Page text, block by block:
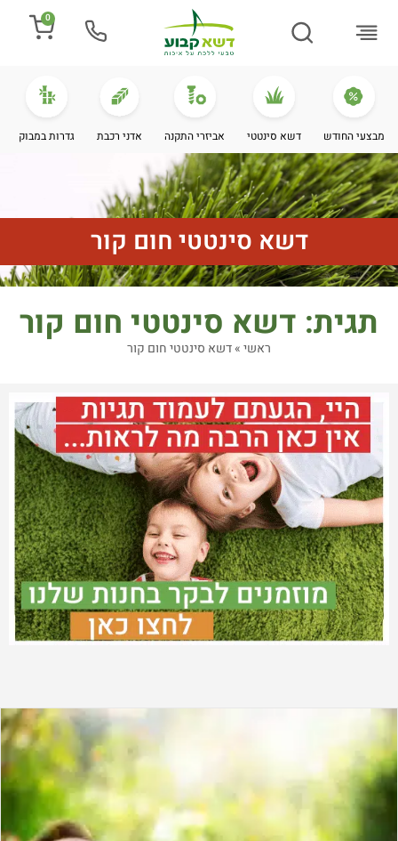
0
מבצעי החודש דשא סינטטי אביזרי התקנה אדני רכבת גדרות במבוק
דשא סינטטי חום קור
תגית: דשא סינטטי חום קור
ראשי»דשא סינטטי חום קור